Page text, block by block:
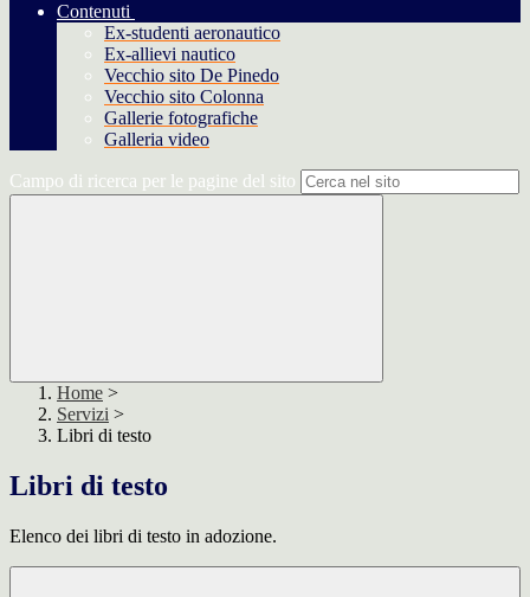
Contenuti
Ex-studenti aeronautico
Ex-allievi nautico
Vecchio sito De Pinedo
Vecchio sito Colonna
Gallerie fotografiche
Galleria video
Campo di ricerca per le pagine del sito
Home >
Servizi >
Libri di testo
Libri di testo
Elenco dei libri di testo in adozione.